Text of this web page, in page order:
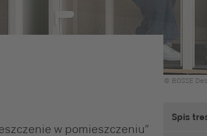
© BOSSE
w pomieszczeniu”
Spis